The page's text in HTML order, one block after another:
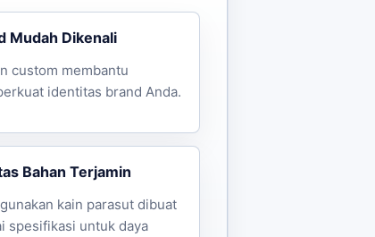
Mudah Dikenali
custom membantu
identitas brand Anda.
Bahan Terjamin
kain parasut dibuat
spesifikasi untuk daya